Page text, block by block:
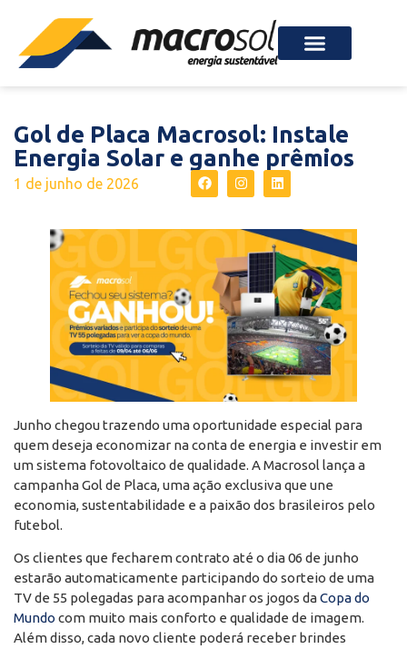
Gol de Placa Macrosol: Instale
Energia Solar e ganhe prêmios
1 de junho de 2026
Junho chegou trazendo uma oportunidade especial para
quem deseja economizar na conta de energia e investir em
um sistema fotovoltaico de qualidade. A Macrosol lança a
campanha Gol de Placa, uma ação exclusiva que une
economia, sustentabilidade e a paixão dos brasileiros pelo
futebol.
Os clientes que fecharem contrato até o dia 06 de junho
estarão automaticamente participando do sorteio de uma
TV de 55 polegadas para acompanhar os jogos daCopa do
Mundo com muito mais conforto e qualidade de imagem.
Além disso, cada novo cliente poderá receber brindes